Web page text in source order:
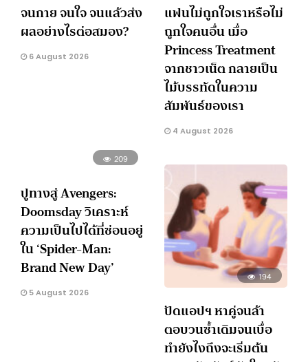
จนกาย จนใจ จนแล้วส่ง
ผลอย่างไรต่อสมอง?
6 August 2026
แฟนไม่ถูกใจเราหรือไม่
ถูกใจคนอื่น เมื่อ
Princess Treatment
จากชาวเน็ต กลายเป็น
ไม้บรรทัดในความ
สัมพันธ์ของเรา
4 August 2026
209
ปูทางสู่ Avengers:
Doomsday วิเคราะห์
ความเป็นไปได้ที่ซ่อนอยู่
ใน ‘Spider-Man:
Brand New Day’
5 August 2026
194
ปัดแอปฯ หาคู่จนล้า
ตอบวนซ้ำเดิมจนเบื่อ
ทำยังไงถึงจะเริ่มต้น